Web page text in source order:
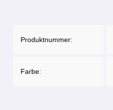
Produktnummer:
Farbe: